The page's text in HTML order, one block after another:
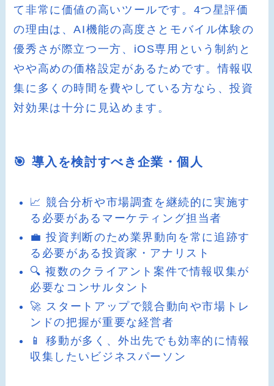
て非常に価値の高いツールです。4つ星評価
の理由は、AI機能の高度さとモバイル体験の
優秀さが際立つ一方、iOS専用という制約と
やや高めの価格設定があるためです。情報収
集に多くの時間を費やしている方なら、投資
対効果は十分に見込めます。
🎯 導入を検討すべき企業・個人
📈 競合分析や市場調査を継続的に実施す
る必要があるマーケティング担当者
💼 投資判断のため業界動向を常に追跡す
る必要がある投資家・アナリスト
🔍 複数のクライアント案件で情報収集が
必要なコンサルタント
🚀 スタートアップで競合動向や市場トレ
ンドの把握が重要な経営者
📱 移動が多く、外出先でも効率的に情報
収集したいビジネスパーソン